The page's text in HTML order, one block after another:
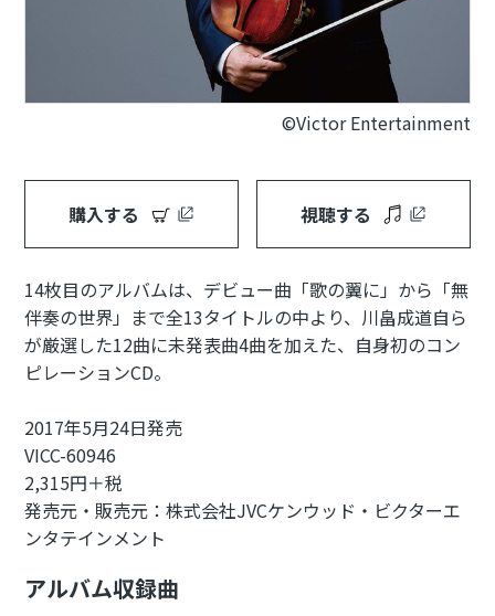
©Victor Entertainment
購入する 視聴する
14枚目のアルバムは、デビュー曲「歌の翼に」から「無
伴奏の世界」まで全13タイトルの中より、川畠成道自ら
が厳選した12曲に未発表曲4曲を加えた、自身初のコン
ピレーションCD。
2017年5月24日発売
VICC-60946
2,315円＋税
発売元・販売元：株式会社JVCケンウッド・ビクターエ
ンタテインメント
アルバム収録曲